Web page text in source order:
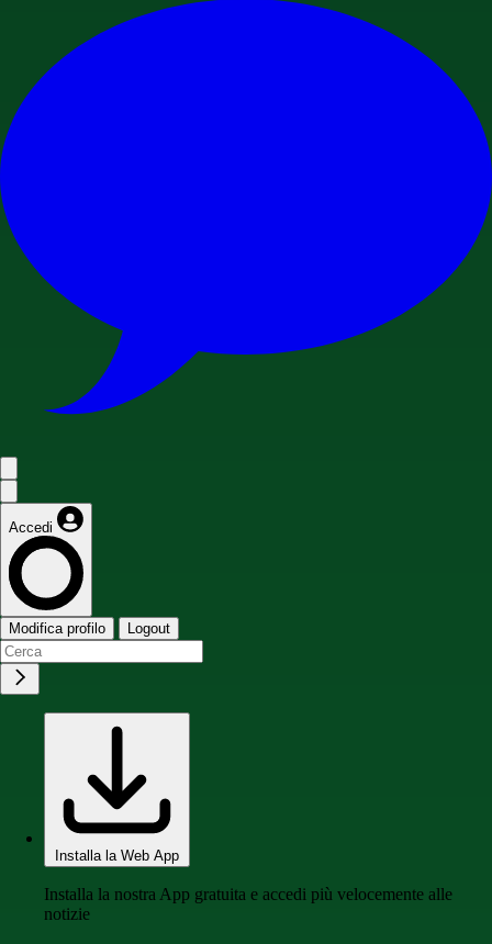
Accedi
Modifica profilo Logout
Installa la Web App
Installa la nostra App gratuita e accedi più velocemente alle
notizie